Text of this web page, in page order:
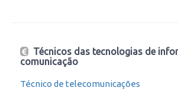
Técnicos das tecnologias de
comunicação
Técnico de telecomunicações